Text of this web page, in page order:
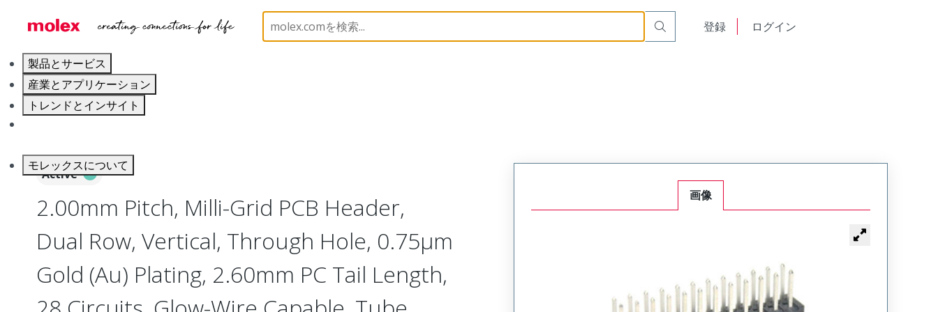
登録 ログイン
製品とサービス
産業とアプリケーション
トレンドとインサイト
モレックスについて
PCB / Wire Connectors PCB Headers and Receptacles 151117 1511173328
Active
2.00mm Pitch, Milli-Grid PCB Header,
Dual Row, Vertical, Through Hole, 0.75µm
Gold (Au) Plating, 2.60mm PC Tail Length,
画像